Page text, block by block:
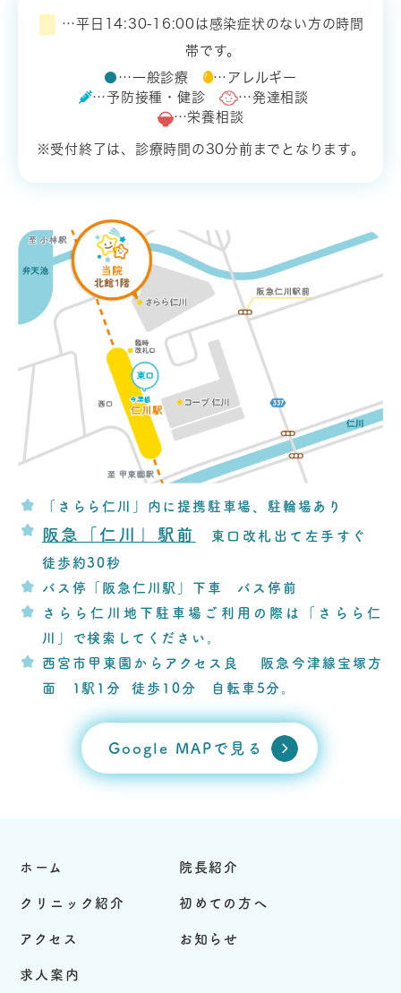
…平日14:30-16:00は感染症状のない方の時間
帯です。
● …一般診療
…アレルギー
…予防接種・健診
…発達相談
…栄養相談
※受付終了は、診療時間の30分前までとなります。
「さらら仁川」内に提携駐車場、駐輪場あり
阪急「仁川」駅前
東口改札出て左手すぐ
徒歩約30秒
バス停「阪急仁川駅」下車 バス停前
さらら仁川地下駐車場ご利用の際は「さらら仁
川」で検索してください。
西宮市甲東園からアクセス良 阪急今津線宝塚方
面 1駅1分 徒歩10分 自転車5分。
Google MAPで見る
ホーム 院長紹介
クリニック紹介 初めての方へ
アクセス お知らせ
求人案内